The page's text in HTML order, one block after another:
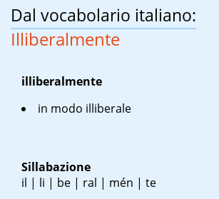
Dal vocabolario italiano:
Illiberalmente
illiberalmente
in modo illiberale
Sillabazione
il | li | be | ral | mén | te